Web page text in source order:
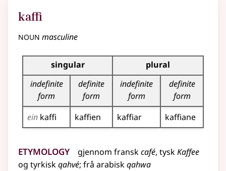
kaffi
noun masculine
Inflection table for this noun
singular
plural
indefinite
form
definite
form
indefinite
form
definite
form
ein kaffi kaffien kaffiar kaffiane
Etymology gjennom franskcafé, tyskKaffee
og tyrkiskqahvé; frå arabiskqahwa